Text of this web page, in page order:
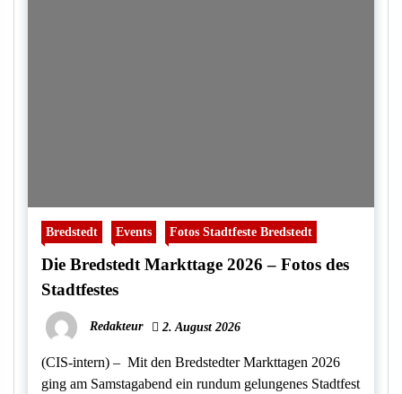
Bredstedt Events Fotos Stadtfeste Bredstedt
Die Bredstedt Markttage 2026 – Fotos des
Stadtfestes
Redakteur 2. August 2026
(CIS-intern) – Mit den Bredstedter Markttagen 2026
ging am Samstagabend ein rundum gelungenes Stadtfest